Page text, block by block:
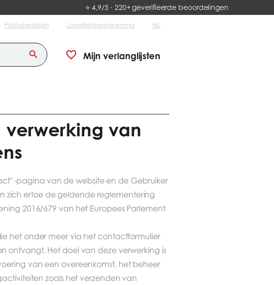
⭐ 4,9/5 · 220+ geverifieerde beoordelingen
Profvoordelen Loyaliteitsprogramma NL
Mijn verlanglijsten
van
-pagina van de website en de Gebruiker
zich ertoe de geldende reglementering
2016/679 van het Europees Parlement
het onder meer via het contactformulier
ontvangt. Het doel van deze verwerking is
van een overeenkomst, het beheer
zoals het verzenden van